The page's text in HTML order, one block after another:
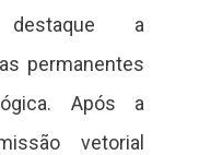
a
permanentes
Após a
vetorial